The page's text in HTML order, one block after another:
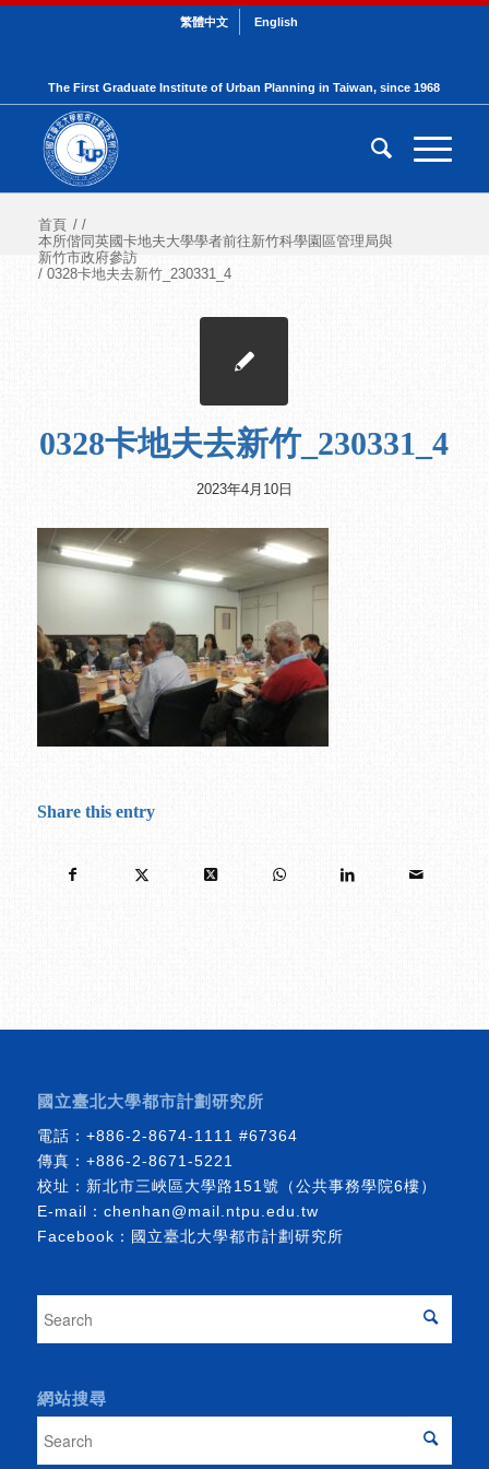
繁體中文 English
The First Graduate Institute of Urban Planning in Taiwan, since 1968
首頁 / /
本所偕同英國卡地夫大學學者前往新竹科學園區管理局與
新竹市政府參訪
/ 0328卡地夫去新竹_230331_4
0328卡地夫去新竹_230331_4
2023年4月10日
Share this entry
國立臺北大學都市計劃研究所
電話： +886-2-8674-1111 #67364
傳真：+886-2-8671-5221
校址：新北市三峽區大學路151號（公共事務學院6樓）
E-mail： chenhan@mail.ntpu.edu.tw
Facebook： 國立臺北大學都市計劃研究所
網站搜尋